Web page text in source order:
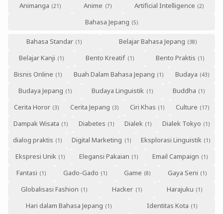
Animanga
Anime
Artificial Intelligence
Bahasa Jepang
Bahasa Standar
Belajar Bahasa Jepang
Belajar Kanji
Bento Kreatif
Bento Praktis
Bisnis Online
Buah Dalam Bahasa Jepang
Budaya
Budaya Jepang
Budaya Linguistik
Buddha
Cerita Horor
Cerita Jepang Ciri Khas
Culture
Dampak Wisata
Diabetes Dialek
Dialek Tokyo
dialog praktis
Digital Marketing
Eksplorasi Linguistik
Ekspresi Unik
Elegansi Pakaian
Email Campaign
Fantasi
Gado-Gado Game
Gaya Seni
Globalisasi Fashion
Hacker
Harajuku
Hari dalam Bahasa Jepang
Identitas Kota